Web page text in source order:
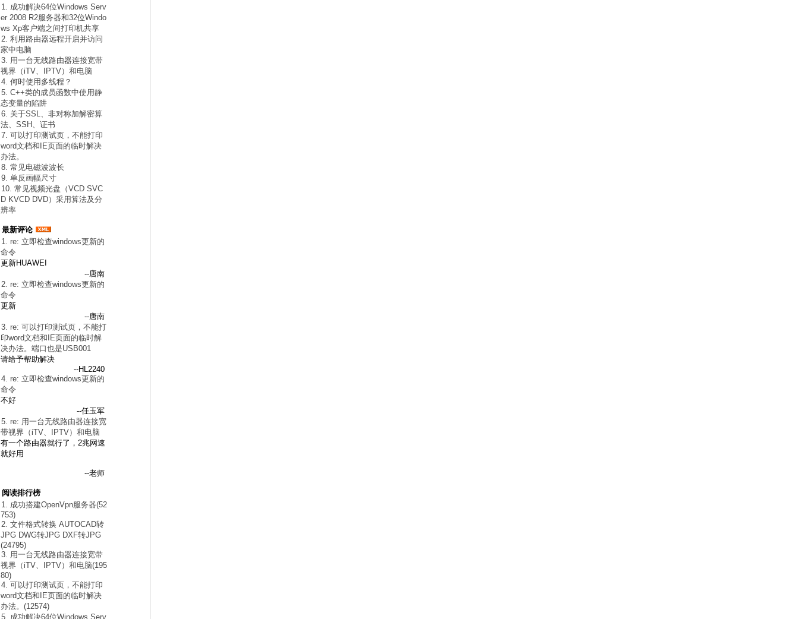
1. 成功解决64位Windows Serv
er 2008 R2服务器和32位Windo
ws Xp客户端之间打印机共享
2. 利用路由器远程开启并访问
家中电脑
3. 用一台无线路由器连接宽带
视界（iTV、IPTV）和电脑
4. 何时使用多线程？
5. C++类的成员函数中使用静
态变量的陷阱
6. 关于SSL、非对称加解密算
法、SSH、证书
7. 可以打印测试页，不能打印
word文档和IE页面的临时解决
办法。
8. 常见电磁波波长
9. 单反画幅尺寸
10. 常见视频光盘（VCD SVC
D KVCD DVD）采用算法及分
辨率
最新评论
1. re: 立即检查windows更新的
命令
更新HUAWEI
--唐南
2. re: 立即检查windows更新的
命令
更新
--唐南
3. re: 可以打印测试页，不能打
印word文档和IE页面的临时解
决办法。端口也是USB001
请给予帮助解决
--HL2240
4. re: 立即检查windows更新的
命令
不好
--任玉军
5. re: 用一台无线路由器连接宽
带视界（iTV、IPTV）和电脑
有一个路由器就行了，2兆网速
就好用
--老师
阅读排行榜
1. 成功搭建OpenVpn服务器(52
753)
2. 文件格式转换 AUTOCAD转
JPG DWG转JPG DXF转JPG
(24795)
3. 用一台无线路由器连接宽带
视界（iTV、IPTV）和电脑(195
80)
4. 可以打印测试页，不能打印
word文档和IE页面的临时解决
办法。(12574)
5. 成功解决64位Windows Serv